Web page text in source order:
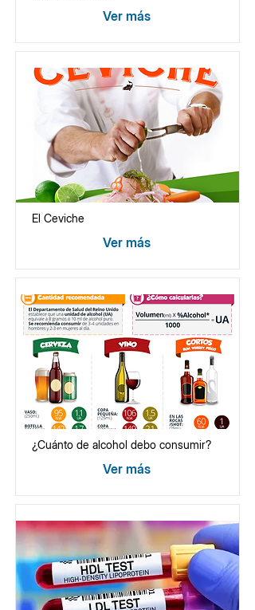
Ver más
El Ceviche
Ver más
¿Cuánto de alcohol debo consumir?
Ver más